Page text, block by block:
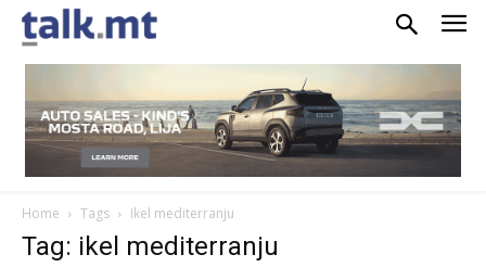
Home Tags Ikel mediterranju
Tag: ikel mediterranju